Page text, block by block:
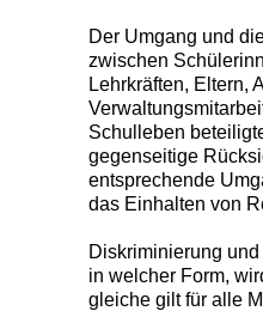
Der Umgang und
zwischen
Lehrkräften, Eltern,
Schulleben
gegenseitige
entsprechende
das Einhalten von
Diskriminierung
in welcher Form,
gleiche gilt für alle